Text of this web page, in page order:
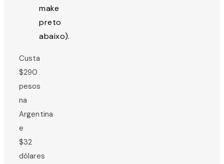
make
preto
abaixo).
Custa
$290
pesos
na
Argentina
e
$32
dólares